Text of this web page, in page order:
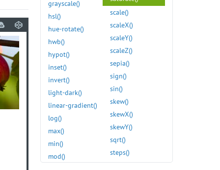
:first
:first-child
:first-of-type
:focus
:focus-visible
:focus-within
:fullscreen
:has()
:hover
:in-range
:indeterminate
:invalid
:is()
grayscale()
hsl()
hue-rotate()
hwb()
hypot()
inset()
invert()
light-dark()
linear-gradient()
log()
max()
min()
mod()
scale()
scaleX()
scaleY()
scaleZ()
sepia()
sign()
sin()
skew()
skewX()
skewY()
sqrt()
steps()
tan()